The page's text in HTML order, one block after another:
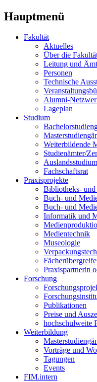
Hauptmenü
Fakultät
Aktuelles
Über die
Leitung und
Personen
Technische
Alumni-
Lageplan
Studium
Weiterbildende
Studienämter/
Auslandsstudium
Fachschaftsrat
Praxisprojekte
Bibliotheks- und
Buch- und
Buch- und
Informatik und
Medientechnik
Museologie
Praxispartnerin
Forschung
Publikationen
Preise und
hochschulweite
Weiterbildung
Vorträge und
Tagungen
Events
FIM.intern